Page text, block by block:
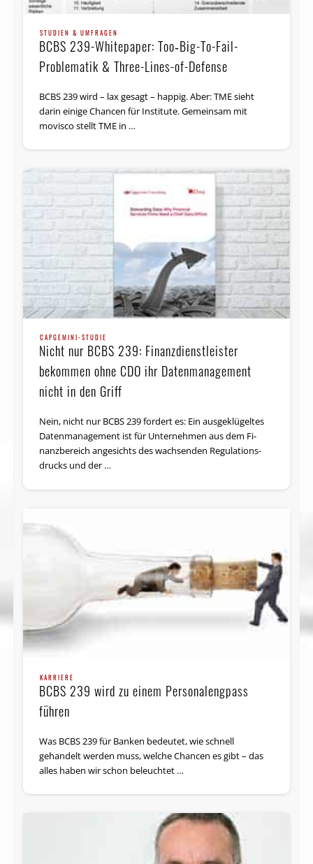
STUDIEN & UMFRAGEN
BCBS 239-Whitepaper: Too‑Big-To-Fail-
Problematik & Three-Lines-of-Defense
BCBS 239 wird – lax gesagt – happig. Aber: TME sieht
darin einige Chancen für Institute. Gemeinsam mit
movisco stellt TME in …
CAPGEMINI-STUDIE
Nicht nur BCBS 239: Finanzdienstleister
bekommen ohne CDO ihr Datenmanage­ment
nicht in den Griff
Nein, nicht nur BCBS 239 fordert es: Ein aus­geklügeltes
Daten­ma­na­ge­ment ist für Un­ter­neh­men aus dem Fi­
nanzbereich an­ge­sichts des wach­sen­den Regulati­ons­
drucks und der …
KARRIERE
BCBS 239 wird zu einem Personalengpass
führen
Was BCBS 239 für Banken bedeutet, wie schnell
gehandelt werden muss, welche Chancen es gibt – das
alles haben wir schon beleuchtet …